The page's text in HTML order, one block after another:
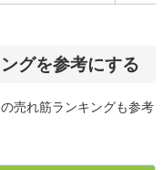
グを参考にする
売れ筋ランキングも参考